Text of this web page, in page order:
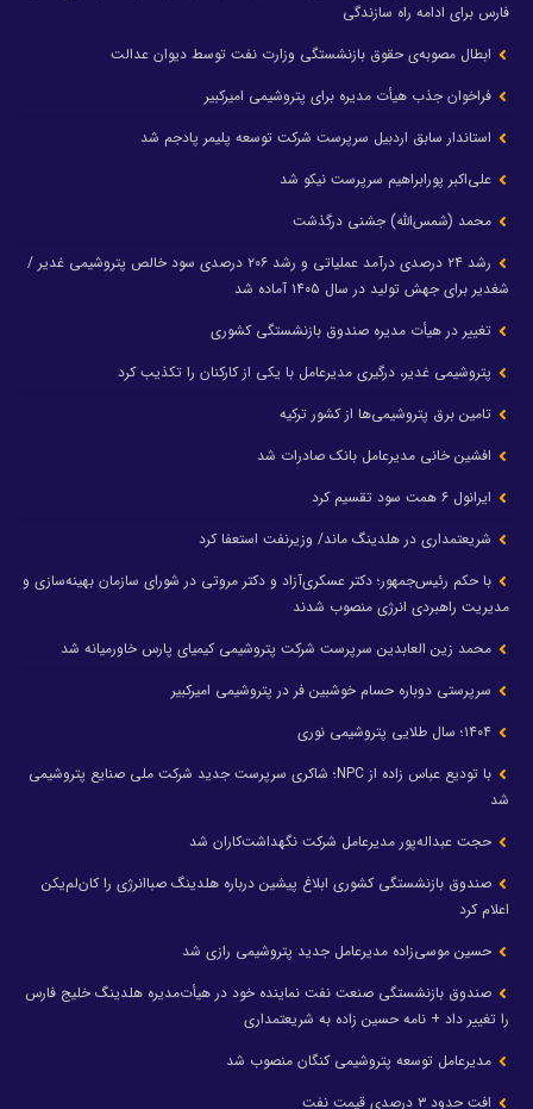
فارس برای ادامه راه سازندگی
ابطال مصوبه‌ی حقوق بازنشستگی وزارت نفت توسط دیوان عدالت
فراخوان جذب هیأت مدیره برای پتروشیمی امیرکبیر
استاندار سابق اردبیل سرپرست شرکت توسعه پلیمر پادجم شد
علی‌اکبر پورابراهیم سرپرست نیکو شد
محمد (شمس‌الله) جشنی درگذشت
رشد ۲۴ درصدی درآمد عملیاتی و رشد ۲۰۶ درصدی سود خالص پتروشیمی غدیر /
شغدیر برای جهش تولید در سال ۱۴۰۵ آماده شد
تغییر در هیأت مدیره صندوق بازنشستگی کشوری
پتروشیمی غدیر، درگیری مدیرعامل با یکی از کارکنان را تکذیب کرد
تامین برق پتروشیمی‌ها از کشور ترکیه
افشین خانی مدیرعامل بانک صادرات شد
ایرانول ۶ همت سود تقسیم کرد
شریعتمداری در هلدینگ ماند/ وزیرنفت استعفا کرد
با حکم رئیس‌جمهور؛ دکتر عسکری‌آزاد و دکتر مروتی در شورای سازمان بهینه‌سازی و
مدیریت راهبردی انرژی منصوب شدند
محمد زین العابدین سرپرست شرکت پتروشیمی کیمیای پارس خاورمیانه شد
سرپرستی دوباره حسام خوشبین فر در پتروشیمی امیرکبیر
با تودیع عباس زاده از NPC؛ شاکری سرپرست جدید شرکت ملی صنایع پتروشیمی
شد
حجت عبداله‌پور مدیرعامل شرکت نگهداشت‌کاران شد
صندوق بازنشستگی کشوری ابلاغ پیشین درباره هلدینگ صباانرژی را کان‌لم‌یکن
اعلام کرد
حسین موسی‌زاده مدیرعامل جدید پتروشیمی رازی شد
صندوق بازنشستگی صنعت نفت نماینده خود در هیأت‌مدیره هلدینگ خلیج فارس
را تغییر داد + نامه حسین زاده به شریعتمداری
مدیرعامل توسعه پتروشیمی کنگان منصوب شد
افت حدود ۳ درصدی قیمت نفت